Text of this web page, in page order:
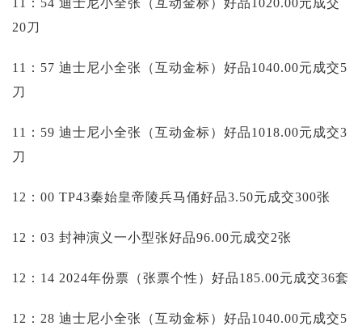
11：54 迪士尼小全张（互动金标）好品1020.00元成交
20刀
11：57 迪士尼小全张（互动金标）好品1040.00元成交5
刀
11：59 迪士尼小全张（互动金标）好品1018.00元成交3
刀
12：00 TP43秦始皇帝陵兵马俑好品3.50元成交300张
12：03 封神演义一小型张好品96.00元成交2张
12：14 2024年份票（张票个性）好品185.00元成交36套
12：28 迪士尼小全张（互动金标）好品1040.00元成交5